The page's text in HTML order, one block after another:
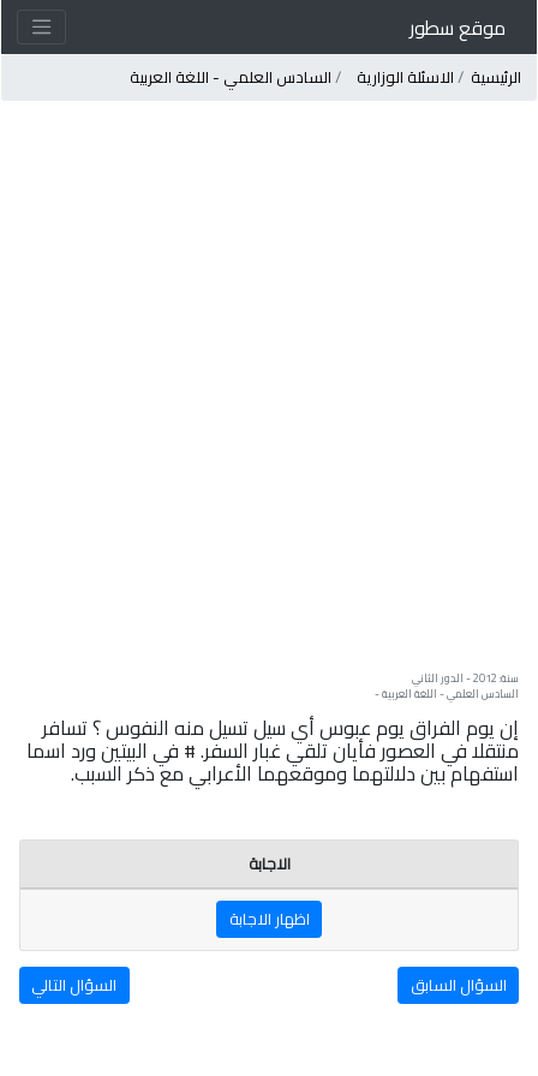
موقع سطور
الرئيسية الاسئلة الوزارية السادس العلمي - اللغة العربية
سنة: 2012 - الدور الثاني
السادس العلمي - اللغة العربية -
إن يوم الفراق يوم عبوس أي سيل تسيل منه النفوس ؟ تسافر
منتقلا في العصور فأيان تلقي غبار السفر. # في البيتين ورد اسما
استفهام بين دلالتهما وموقعهما الأعرابي مع ذكر السبب.
الاجابة
اظهار الاجابة
السؤال السابق السؤال التالي